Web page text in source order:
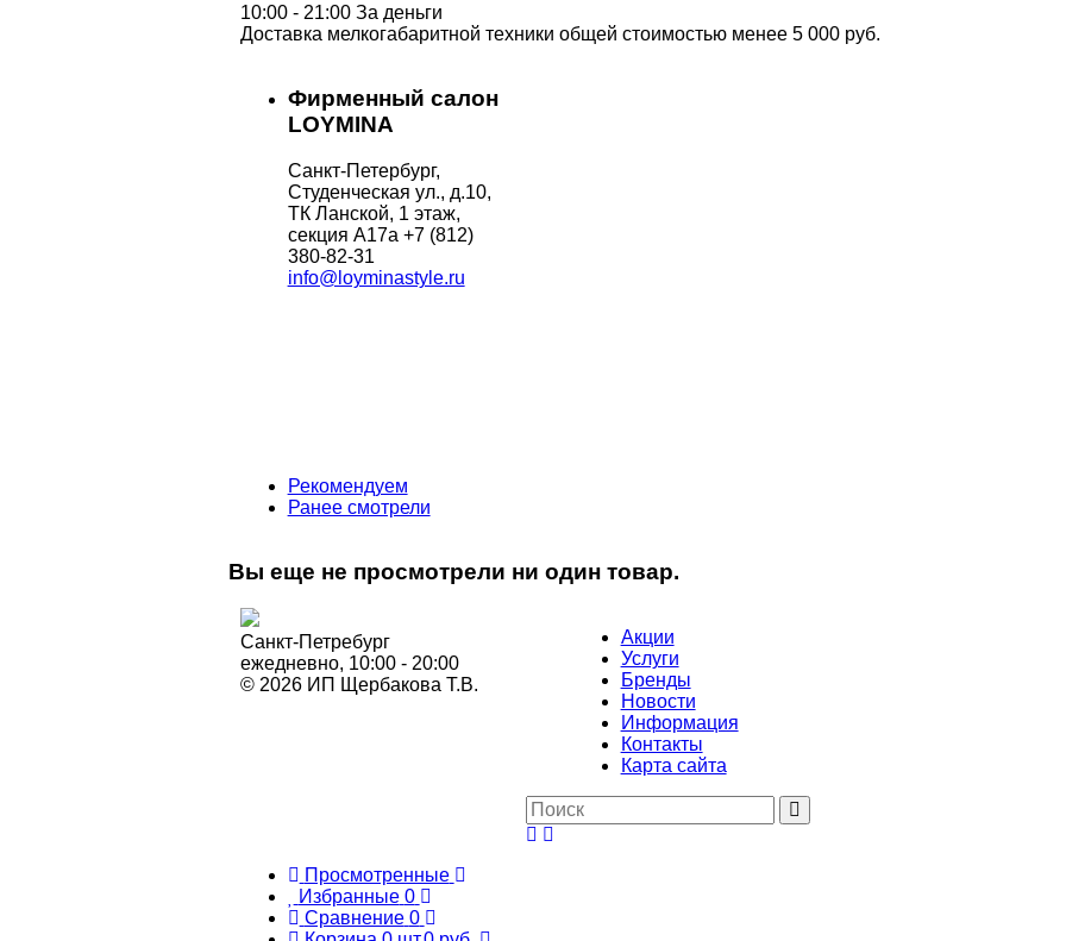
10:00 - 21:00 За деньги
Доставка мелкогабаритной техники общей стоимостью менее 5 000 руб.
Фирменный салон
LOYMINA
Санкт-Петербург,
Студенческая ул., д.10,
ТК Ланской, 1 этаж,
секция А17а +7 (812)
380-82-31
info@loyminastyle.ru
Рекомендуем
Ранее смотрели
Вы еще не просмотрели ни один товар.
Санкт-Петребург
ежедневно, 10:00 - 20:00
© 2026 ИП Щербакова Т.В.
Акции
Услуги
Бренды
Новости
Информация
Контакты
Карта сайта
Просмотренные
Избранные 0
Сравнение 0